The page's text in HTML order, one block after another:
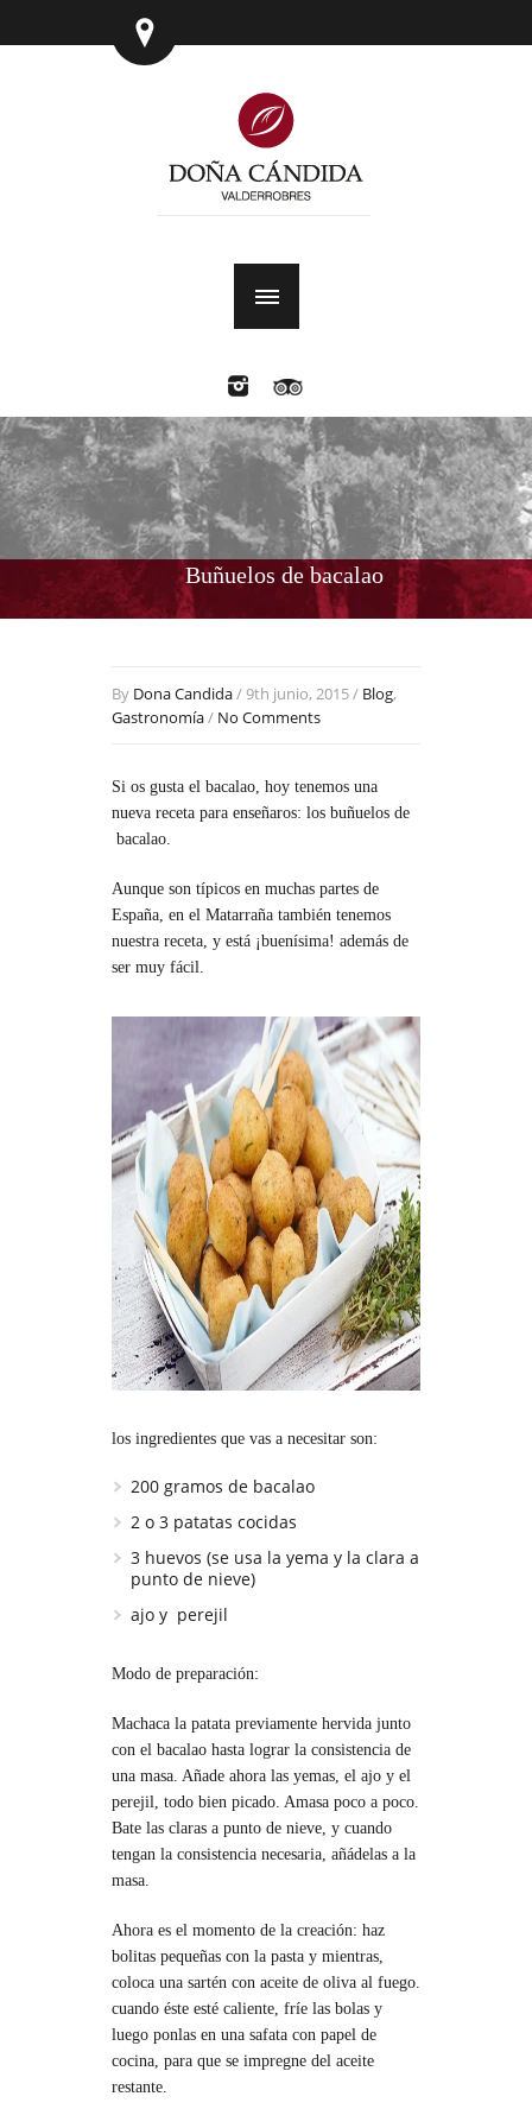
Buñuelos de bacalao
By Dona Candida/ 9th junio, 2015 / Blog,
Gastronomía/ No Comments
Si os gusta el bacalao, hoy tenemos una
nueva receta para enseñaros: los buñuelos de
bacalao.
Aunque son típicos en muchas partes de
España, en el Matarraña también tenemos
nuestra receta, y está ¡buenísima! además de
ser muy fácil.
los ingredientes que vas a necesitar son:
200 gramos de bacalao
2 o 3 patatas cocidas
3 huevos (se usa la yema y la clara a
punto de nieve)
ajo y perejil
Modo de preparación:
Machaca la patata previamente hervida junto
con el bacalao hasta lograr la consistencia de
una masa. Añade ahora las yemas, el ajo y el
perejil, todo bien picado. Amasa poco a poco.
Bate las claras a punto de nieve, y cuando
tengan la consistencia necesaria, añádelas a la
masa.
Ahora es el momento de la creación: haz
bolitas pequeñas con la pasta y mientras,
coloca una sartén con aceite de oliva al fuego.
cuando éste esté caliente, fríe las bolas y
luego ponlas en una safata con papel de
cocina, para que se impregne del aceite
restante.